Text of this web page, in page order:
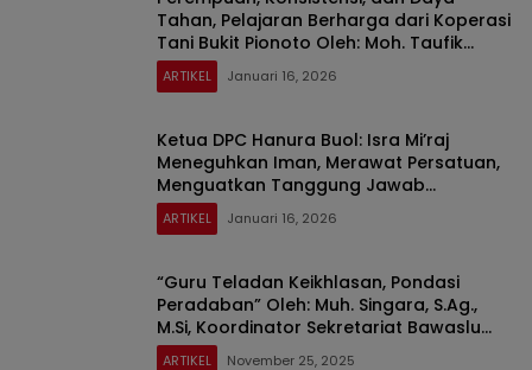
Tahan, Pelajaran Berharga dari Koperasi
Tani Bukit Pionoto Oleh: Moh. Taufik
Intam
ARTIKEL Januari 16, 2026
Ketua DPC Hanura Buol: Isra Mi’raj
Meneguhkan Iman, Merawat Persatuan,
Menguatkan Tanggung Jawab
Kepemimpinan
ARTIKEL Januari 16, 2026
“Guru Teladan Keikhlasan, Pondasi
Peradaban” Oleh: Muh. Singara, S.Ag.,
M.Si, Koordinator Sekretariat Bawaslu
Kabupaten Buol, Sulteng
ARTIKEL November 25, 2025